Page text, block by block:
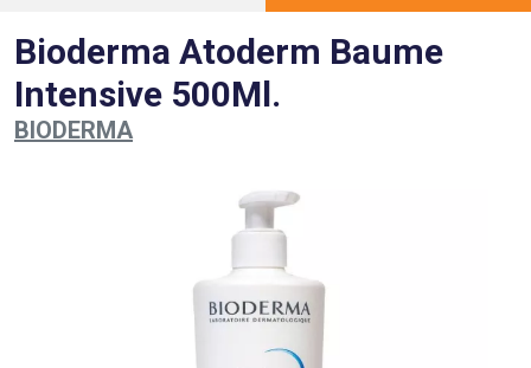
Bioderma Atoderm Baume
Intensive 500Ml.
BIODERMA